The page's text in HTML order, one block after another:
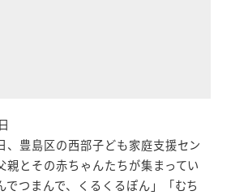
豊島区の西部子ども家庭支援セン
親とその赤ちゃんたちが集まってい
つまんで、くるくるぽん」「むち